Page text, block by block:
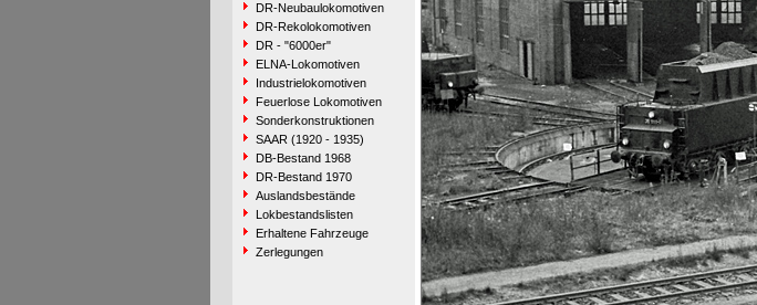
DR-Neubaulokomotiven
DR-Rekolokomotiven
DR - "6000er"
ELNA-Lokomotiven
Industrielokomotiven
Feuerlose Lokomotiven
Sonderkonstruktionen
SAAR (1920 - 1935)
DB-Bestand 1968
DR-Bestand 1970
Auslandsbestände
Lokbestandslisten
Erhaltene Fahrzeuge
Zerlegungen